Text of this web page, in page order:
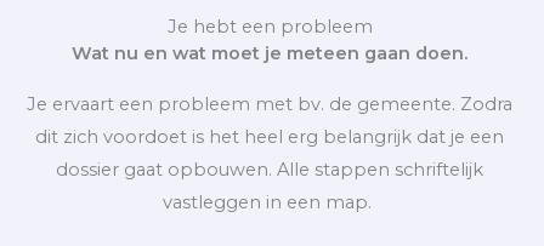
Je hebt een probleem
Wat nu en wat moet je meteen gaan doen.
Je ervaart een probleem met bv. de gemeente. Zodra
dit zich voordoet is het heel erg belangrijk dat je een
dossier gaat opbouwen. Alle stappen schriftelijk
vastleggen in een map.